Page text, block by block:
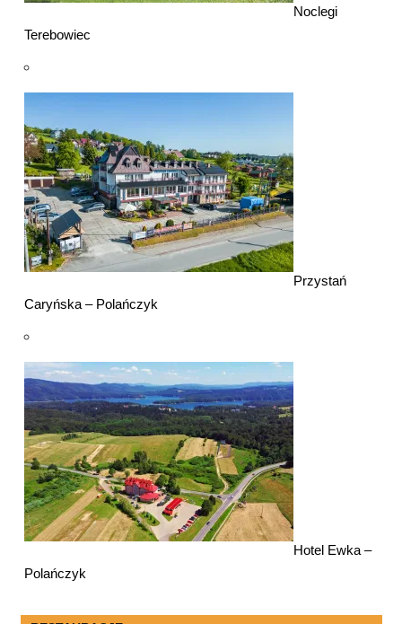
Noclegi
Terebowiec
Przystań
Caryńska – Polańczyk
Hotel Ewka –
Polańczyk